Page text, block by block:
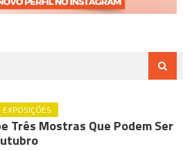
EXPOSIÇÕES
Três Mostras Que Podem Ser